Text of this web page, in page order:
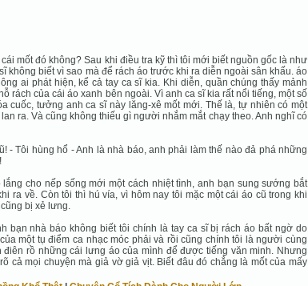
mốt đó không? Sau khi điều tra kỹ thì tôi mới biết nguồn gốc là như
không biết vì sao mà để rách áo trước khi ra diễn ngoài sân khấu. áo
ai phát hiện, kể cả tay ca sĩ kia. Khi diễn, quần chúng thấy mảnh
rách của cái áo xanh bên ngoài. Vì anh ca sĩ kia rất nổi tiếng, một số
cuốc, tưởng anh ca sĩ này lăng-xê mốt mới. Thế là, tự nhiên có một
ra. Và cũng không thiếu gì người nhắm mắt chạy theo. Anh nghĩ có
- Tôi hùng hổ - Anh là nhà báo, anh phải làm thế nào đả phá những
cho nếp sống mới một cách nhiệt tình, anh bạn sung sướng bắt
ra về. Còn tôi thì hú vía, vì hôm nay tôi mặc một cái áo cũ trong khi
bị xẻ lưng.
bạn nhà báo không biết tôi chính là tay ca sĩ bị rách áo bất ngờ do
một tụ điểm ca nhạc móc phải và rồi cũng chính tôi là người cùng
điên rồ những cái lưng áo của mình để được tiếng văn minh. Nhưng
cả mọi chuyện mà giả vờ giả vịt. Biết đâu đó chẳng là mốt của mấy